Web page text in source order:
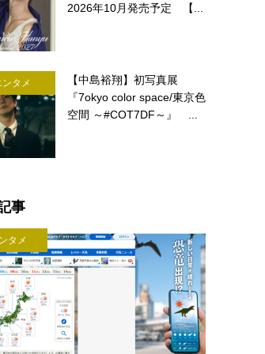
2026年10月発売予定 【...
ンタメ
【中島裕翔】初写真展
『7okyo color space/東京色
空間 ～#COT7DF～』 ...
事
タメ